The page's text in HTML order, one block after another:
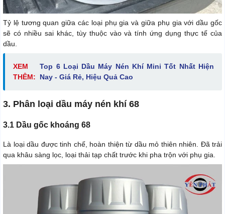
Tỷ lệ tương quan giữa các loại phụ gia và giữa phụ gia với dầu gốc
sẽ có nhiều sai khác, tùy thuộc vào và tính ứng dụng thực tế của
dầu.
XEM
THÊM:
Top 6 Loại Dầu Máy Nén Khí Mini Tốt Nhất Hiện
Nay - Giá Rẻ, Hiệu Quả Cao
3. Phân loại dầu máy nén khí 68
3.1 Dầu gốc khoáng 68
Là loại dầu được tinh chế, hoàn thiện từ dầu mỏ thiên nhiên. Đã trải
qua khâu sàng lọc, loại thải tạp chất trước khi pha trộn với phụ gia.